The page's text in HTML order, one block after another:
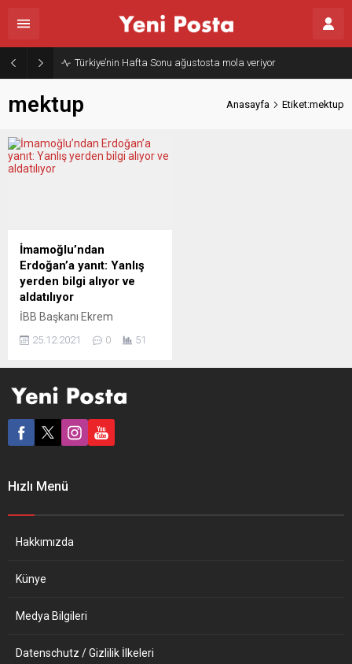
Türkiye’nin Hafta Sonu ağustosta mola veriyor
mektup Anasayfa Etiket:mektup
İmamoğlu’ndan
Erdoğan’a yanıt: Yanlış
yerden bilgi alıyor ve
aldatılıyor
İBB Başkanı Ekrem
örgütleriyle iltisaklı olan 45
Recep Tayyip Erdoğan’a
saatlerinde Erdoğan’a
mektup yolladığını belirten
dedi. İstanbul Büyükşehir
Genel Başkanı ve
25.12.2021 0 51
Hızlı Menü
Hakkımızda
Künye
Medya Bilgileri
Datenschutz / Gizlilik İlkeleri